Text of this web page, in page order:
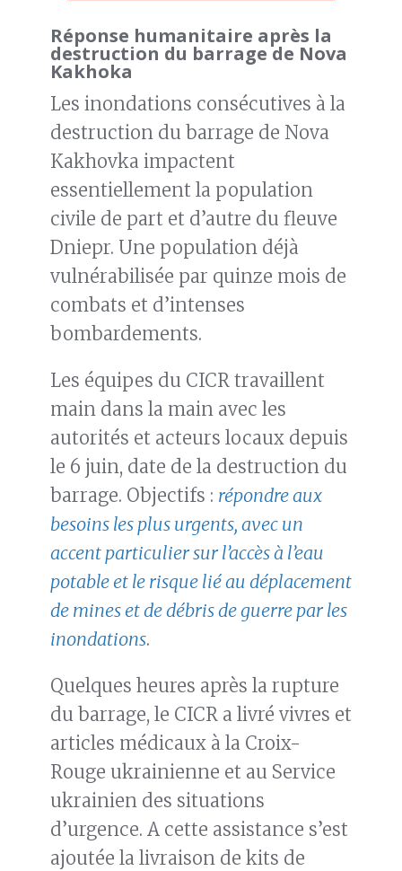
Réponse humanitaire après la
destruction du barrage de Nova
Kakhoka
Les inondations consécutives à la
destruction du barrage de Nova
Kakhovka impactent
essentiellement la population
civile de part et d’autre du fleuve
Dniepr. Une population déjà
vulnérabilisée par quinze mois de
combats et d’intenses
bombardements.
Les équipes du CICR travaillent
main dans la main avec les
autorités et acteurs locaux depuis
le 6 juin, date de la destruction du
barrage. Objectifs : répondre aux
besoins les plus urgents, avec un
accent particulier sur l’accès à l’eau
potable et le risque lié au déplacement
de mines et de débris de guerre par les
inondations.
Quelques heures après la rupture
du barrage, le CICR a livré vivres et
articles médicaux à la Croix-
Rouge ukrainienne et au Service
ukrainien des situations
d’urgence. A cette assistance s’est
ajoutée la livraison de kits de